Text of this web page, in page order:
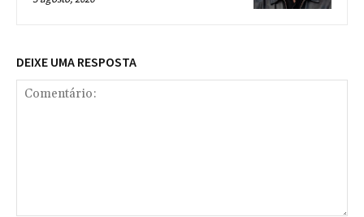
DEIXE UMA RESPOSTA